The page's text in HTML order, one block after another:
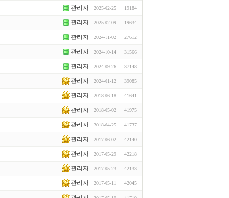
관리자 2025-02-25 19184
관리자 2025-02-09 19634
관리자 2024-11-02 27612
관리자 2024-10-14 31566
관리자 2024-09-26 37148
관리자 2024-01-12 39085
관리자 2018-06-18 41641
관리자 2018-05-02 41975
관리자 2018-04-25 41737
관리자 2017-06-02 42140
관리자 2017-05-29 42218
관리자 2017-05-23 42133
관리자 2017-05-11 42045